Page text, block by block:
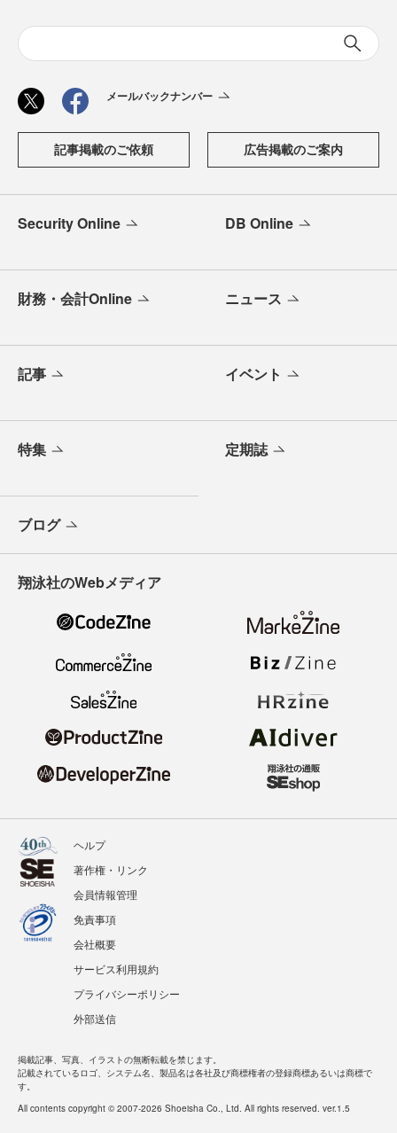
メールバックナンバー
記事掲載のご依頼 広告掲載のご案内
Security Online DB Online
財務・会計Online ニュース
記事 イベント
特集 定期誌
ブログ
翔泳社のWebメディア
ヘルプ
著作権・リンク
会員情報管理
免責事項
会社概要
サービス利用規約
プライバシーポリシー
外部送信
掲載記事、写真、イラストの無断転載を禁じます。
記載されているロゴ、システム名、製品名は各社及び商標権者の登録商標あるいは商標で
す。
All contents copyright © 2007-2026 Shoeisha Co., Ltd. All rights reserved. ver.1.5